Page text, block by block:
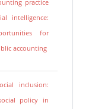
practice
intelligence:
for
accounting
inclusion:
policy in